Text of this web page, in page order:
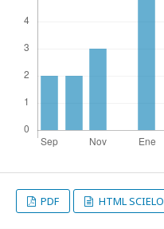
PDF HTML SCIELO